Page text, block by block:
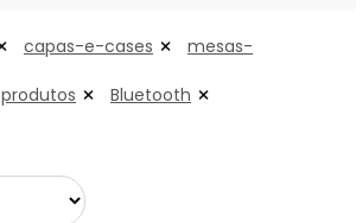
capas-e-cases mesas-
produtos Bluetooth